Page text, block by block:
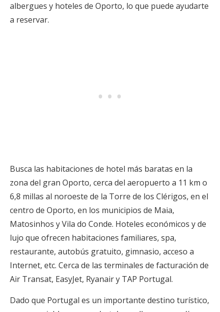
albergues y hoteles de Oporto, lo que puede ayudarte
a reservar.
Busca las habitaciones de hotel más baratas en la
zona del gran Oporto, cerca del aeropuerto a 11 km o
6,8 millas al noroeste de la Torre de los Clérigos, en el
centro de Oporto, en los municipios de Maia,
Matosinhos y Vila do Conde. Hoteles económicos y de
lujo que ofrecen habitaciones familiares, spa,
restaurante, autobús gratuito, gimnasio, acceso a
Internet, etc. Cerca de las terminales de facturación de
Air Transat, EasyJet, Ryanair y TAP Portugal.
Dado que Portugal es un importante destino turístico,